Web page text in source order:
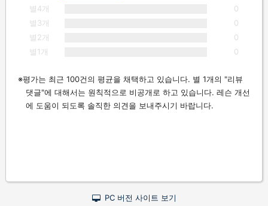
별4개
0
별3개
0
별2개
0
별1개
0
평가는 최근 100건의 평균을 채택하고 있습니다. 별 1개의 "리뷰
댓글"에 대해서는 원칙적으로 비공개로 하고 있습니다. 레슨 개선
에 도움이 되도록 솔직한 의견을 보내주시기 바랍니다.
PC 버전 사이트 보기